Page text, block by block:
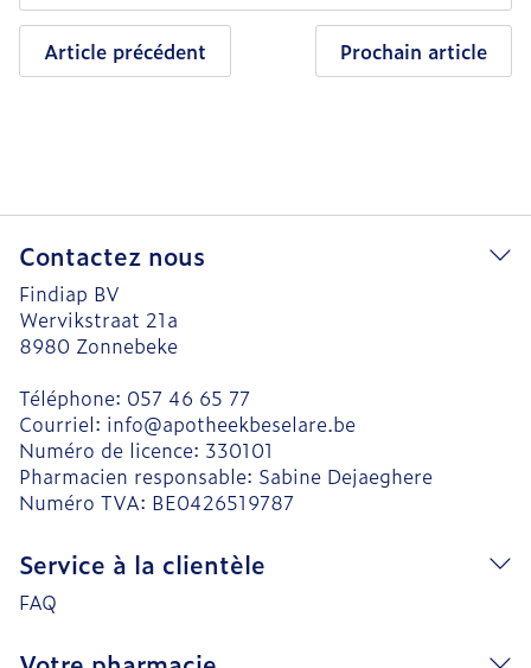
Article précédent Prochain article
Contactez nous
Findiap BV
Wervikstraat 21a
8980 Zonnebeke
Téléphone: 057 46 65 77
Courriel: info@apotheekbeselare.be
Numéro de licence: 330101
Pharmacien responsable: Sabine Dejaeghere
Numéro TVA: BE0426519787
Service à la clientèle
FAQ